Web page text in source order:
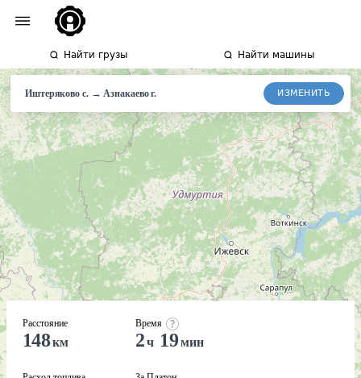
Найти грузы Найти машины
Иштеряково с.→Азнакаевог. ИЗМЕНИТЬ
Расстояние
148км
Время
2 ч 19мин